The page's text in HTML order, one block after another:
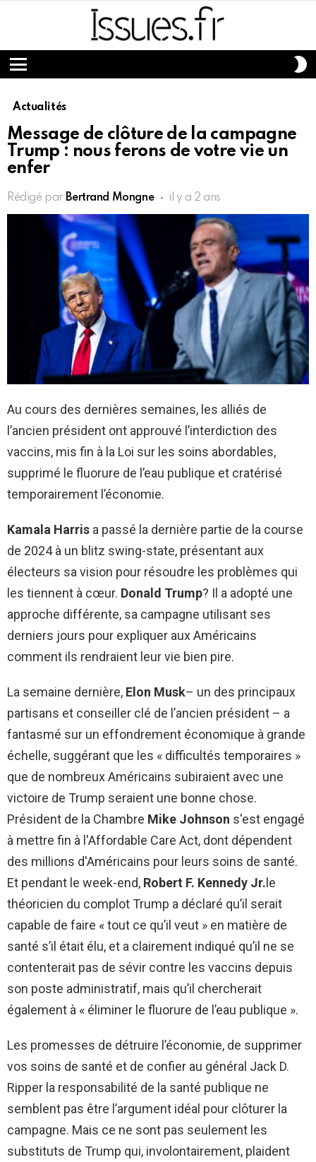
Menu
Actualités
Message de clôture de la campagne
Trump : nous ferons de votre vie un
enfer
Rédigé par Bertrand Mongne il y a 2 ans
Au cours des dernières semaines, les alliés de
l’ancien président ont approuvé l’interdiction des
vaccins, mis fin à la Loi sur les soins abordables,
supprimé le fluorure de l’eau publique et cratérisé
temporairement l’économie.
Kamala Harris a passé la dernière partie de la course
de 2024 à un blitz swing-state, présentant aux
électeurs sa vision pour résoudre les problèmes qui
les tiennent à cœur. Donald Trump? Il a adopté une
approche différente, sa campagne utilisant ses
derniers jours pour expliquer aux Américains
comment ils rendraient leur vie bien pire.
La semaine dernière, Elon Musk– un des principaux
partisans et conseiller clé de l’ancien président – ​​a
fantasmé sur un effondrement économique à grande
échelle, suggérant que les « difficultés temporaires »
que de nombreux Américains subiraient avec une
victoire de Trump seraient une bonne chose.
Président de la Chambre Mike Johnson s'est engagé
à mettre fin à l'Affordable Care Act, dont dépendent
des millions d'Américains pour leurs soins de santé.
Et pendant le week-end, Robert F. Kennedy Jr.le
théoricien du complot Trump a déclaré qu’il serait
capable de faire « tout ce qu’il veut » en matière de
santé s’il était élu, et a clairement indiqué qu’il ne se
contenterait pas de sévir contre les vaccins depuis
son poste administratif, mais qu’il chercherait
également à « éliminer le fluorure de l’eau publique ».
Les promesses de détruire l’économie, de supprimer
vos soins de santé et de confier au général Jack D.
Ripper la responsabilité de la santé publique ne
semblent pas être l’argument idéal pour clôturer la
campagne. Mais ce ne sont pas seulement les
substituts de Trump qui, involontairement, plaident